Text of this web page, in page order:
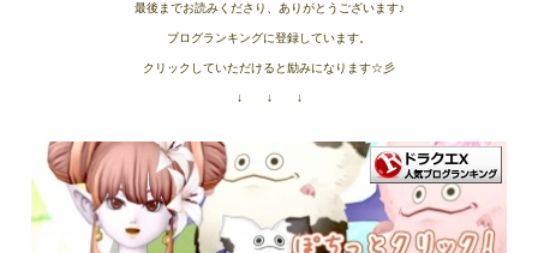
最後までお読みくださり、ありがとうございます♪
ブログランキングに登録しています。
クリックしていただけると励みになります☆彡
↓ ↓ ↓